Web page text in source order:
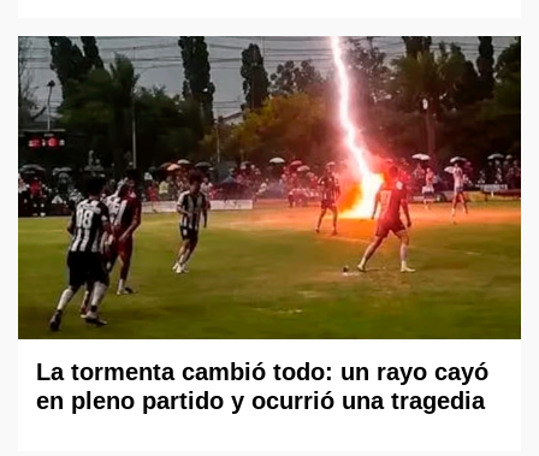
La tormenta cambió todo: un rayo cayó
en pleno partido y ocurrió una tragedia